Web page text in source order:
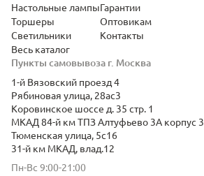
Пункты самовывоза г. Москва
1-й Вязовский проезд 4
Рябиновая улица, 28ас3
Коровинское шоссе д. 35 стр. 1
МКАД 84-й км ТПЗ Алтуфьево 3А корпус 3
Тюменская улица, 5с16
31-й км МКАД, влад.12
Пн-Вс 9:00-21:00
Настольные лампы
Торшеры
Светильники
Весь каталог
Гарантии
Оптовикам
Контакты